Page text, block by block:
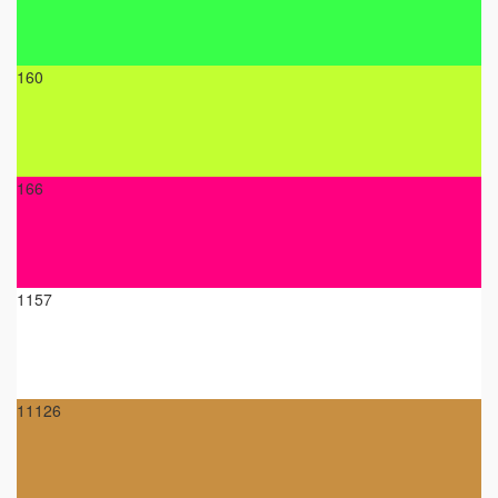
160
166
1157
11126